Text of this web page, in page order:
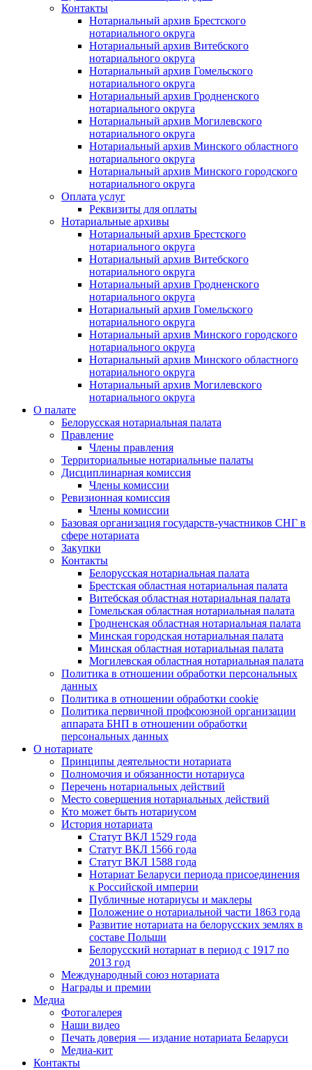
Контакты
Нотариальный архив Брестского
нотариального округа
Нотариальный архив Витебского
нотариального округа
Нотариальный архив Гомельского
нотариального округа
Нотариальный архив Гродненского
нотариального округа
Нотариальный архив Могилевского
нотариального округа
Нотариальный архив Минского областного
нотариального округа
Нотариальный архив Минского городского
нотариального округа
Оплата услуг
Реквизиты для оплаты
Нотариальные архивы
Нотариальный архив Брестского
нотариального округа
Нотариальный архив Витебского
нотариального округа
Нотариальный архив Гродненского
нотариального округа
Нотариальный архив Гомельского
нотариального округа
Нотариальный архив Минского городского
нотариального округа
Нотариальный архив Минского областного
нотариального округа
Нотариальный архив Могилевского
нотариального округа
О палате
Белорусская нотариальная палата
Правление
Члены правления
Территориальные нотариальные палаты
Дисциплинарная комиссия
Члены комиссии
Ревизионная комиссия
Члены комиссии
Базовая организация государств-участников СНГ в
сфере нотариата
Закупки
Контакты
Белорусская нотариальная палата
Брестская областная нотариальная палата
Витебская областная нотариальная палата
Гомельская областная нотариальная палата
Гродненская областная нотариальная палата
Минская городская нотариальная палата
Минская областная нотариальная палата
Могилевская областная нотариальная палата
Политика в отношении обработки персональных
данных
Политика в отношении обработки cookie
Политика первичной профсоюзной организации
аппарата БНП в отношении обработки
персональных данных
О нотариате
Принципы деятельности нотариата
Полномочия и обязанности нотариуса
Перечень нотариальных действий
Место совершения нотариальных действий
Кто может быть нотариусом
История нотариата
Статут ВКЛ 1529 года
Статут ВКЛ 1566 года
Статут ВКЛ 1588 года
Нотариат Беларуси периода присоединения
к Российской империи
Публичные нотариусы и маклеры
Положение о нотариальной части 1863 года
Развитие нотариата на белорусских землях в
составе Польши
Белорусский нотариат в период с 1917 по
2013 год
Международный союз нотариата
Награды и премии
Медиа
Фотогалерея
Наши видео
Печать доверия — издание нотариата Беларуси
Медиа-кит
Контакты